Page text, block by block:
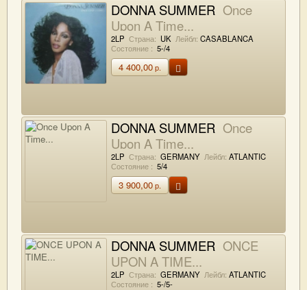
DONNA SUMMER Once
Upon A Time...
2LP Страна: UK Лейбл: CASABLANCA
Состояние : 5-/4
4 400,00р.
DONNA SUMMER Once
Upon A Time...
2LP Страна: GERMANY Лейбл: ATLANTIC
Состояние : 5/4
3 900,00р.
DONNA SUMMER ONCE
UPON A TIME...
2LP Страна: GERMANY Лейбл: ATLANTIC
Состояние : 5-/5-